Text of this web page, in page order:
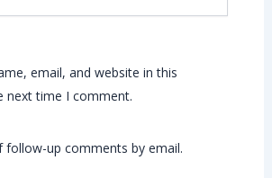
email, and website in this
next time I comment.
follow-up comments by email.